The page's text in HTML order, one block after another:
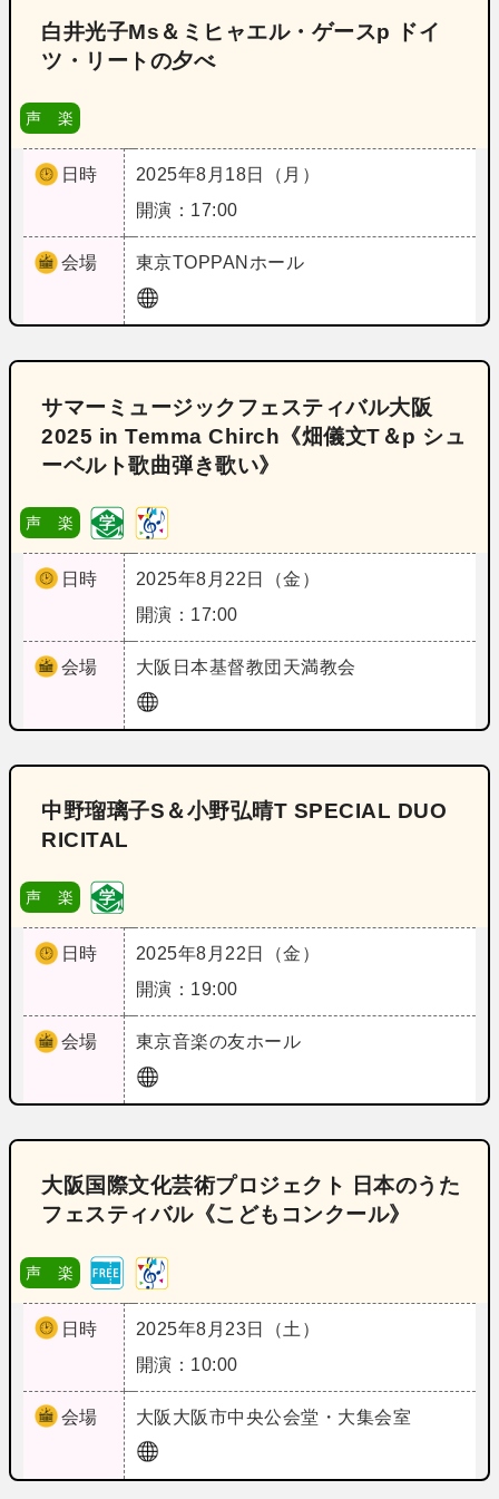
白井光子Ms＆ミヒャエル・ゲースp ドイ
ツ・リートの夕べ
声 楽
日時
2025年8月18日（月）
開演：17:00
会場 東京TOPPANホール
サマーミュージックフェスティバル大阪
2025 in Temma Chirch《畑儀文T＆p シュ
ーベルト歌曲弾き歌い》
声 楽
日時
2025年8月22日（金）
開演：17:00
会場 大阪 日本基督教団天満教会
中野瑠璃子S＆小野弘晴T SPECIAL DUO
RICITAL
声 楽
日時
2025年8月22日（金）
開演：19:00
会場 東京音楽の友ホール
大阪国際文化芸術プロジェクト 日本のうた
フェスティバル《こどもコンクール》
声 楽
日時
2025年8月23日（土）
開演：10:00
会場 大阪 大阪市中央公会堂・大集会室